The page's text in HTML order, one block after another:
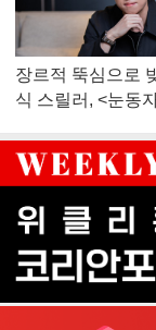
장르적 뚝심으로
식 스릴러, <눈동